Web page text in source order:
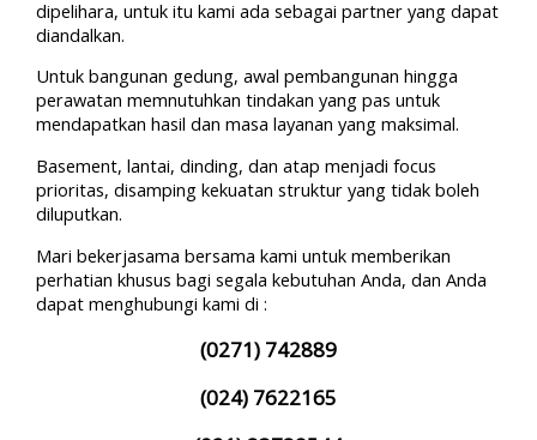
dipelihara, untuk itu kami ada sebagai partner yang dapat
diandalkan.
Untuk bangunan gedung, awal pembangunan hingga
perawatan memnutuhkan tindakan yang pas untuk
mendapatkan hasil dan masa layanan yang maksimal.
Basement, lantai, dinding, dan atap menjadi focus
prioritas, disamping kekuatan struktur yang tidak boleh
diluputkan.
Mari bekerjasama bersama kami untuk memberikan
perhatian khusus bagi segala kebutuhan Anda, dan Anda
dapat menghubungi kami di :
(0271) 742889
(024) 7622165